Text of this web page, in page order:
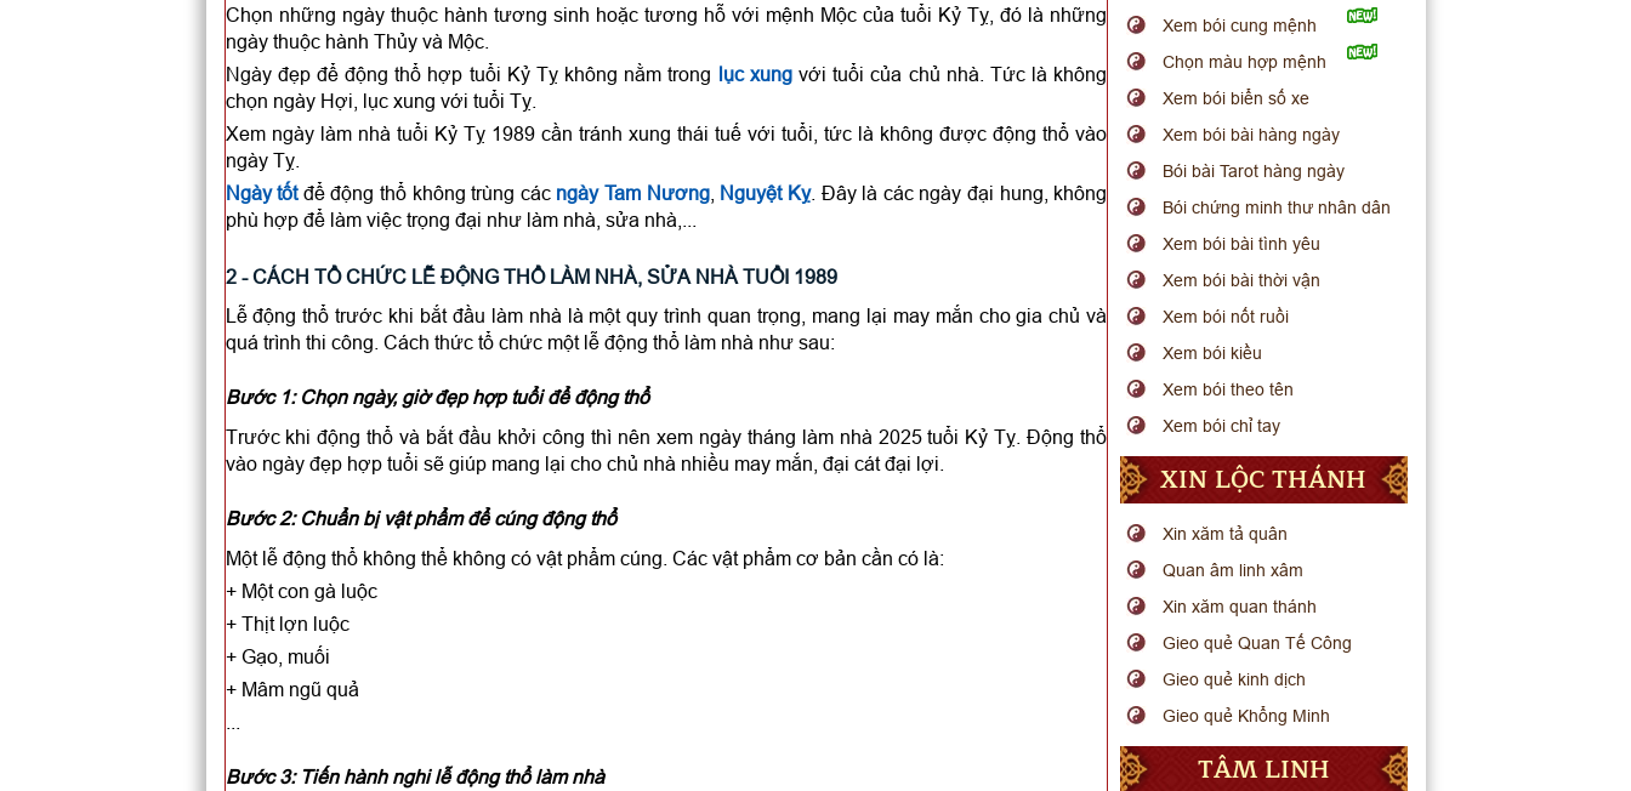
Chọn những ngày thuộc hành tương sinh hoặc tương hỗ với mệnh Mộc của tuổi Kỷ Tỵ, đó là những
ngày thuộc hành Thủy và Mộc.
Ngày đẹp để động thổ hợp tuổi Kỷ Tỵ không nằm trong lục xungvới tuổi của chủ nhà. Tức là không
chọn ngày Hợi, lục xung với tuổi Tỵ.
Xem ngày làm nhà tuổi Kỷ Tỵ 1989 cần tránh xung thái tuế với tuổi, tức là không được động thổ vào
ngày Tỵ.
Ngày tốtđể động thổ không trùng các ngày Tam Nương, Nguyệt Kỵ. Đây là các ngày đại hung, không
phù hợp để làm việc trọng đại như làm nhà, sửa nhà,...
2 - CÁCH TỔ CHỨC LỄ ĐỘNG THỔ LÀM NHÀ, SỬA NHÀ TUỔI 1989
Lễ động thổ trước khi bắt đầu làm nhà là một quy trình quan trọng, mang lại may mắn cho gia chủ và
quá trình thi công. Cách thức tổ chức một lễ động thổ làm nhà như sau:
Bước 1: Chọn ngày, giờ đẹp hợp tuổi để động thổ
Trước khi động thổ và bắt đầu khởi công thì nên xem ngày tháng làm nhà 2025 tuổi Kỷ Tỵ. Động thổ
vào ngày đẹp hợp tuổi sẽ giúp mang lại cho chủ nhà nhiều may mắn, đại cát đại lợi.
Bước 2: Chuẩn bị vật phẩm để cúng động thổ
Một lễ động thổ không thể không có vật phẩm cúng. Các vật phẩm cơ bản cần có là:
+ Một con gà luộc
+ Thịt lợn luộc
+ Gạo, muối
+ Mâm ngũ quả
Bước 3: Tiến hành nghi lễ động thổ làm nhà
Xem bói cung mệnh
Chọn màu hợp mệnh
Xem bói biển số xe
Xem bói bài hàng ngày
Bói bài Tarot hàng ngày
Bói chứng minh thư nhân dân
Xem bói bài tình yêu
Xem bói bài thời vận
Xem bói nốt ruồi
Xem bói kiều
Xem bói theo tên
Xem bói chỉ tay
XIN LỘC THÁNH
Xin xăm tả quân
Quan âm linh xâm
Xin xăm quan thánh
Gieo quẻ Quan Tế Công
Gieo quẻ kinh dịch
Gieo quẻ Khổng Minh
TÂM LINH